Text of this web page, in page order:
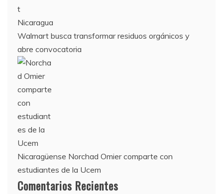
Walmart busca transformar residuos orgánicos y
abre convocatoria
Nicaragüense Norchad Omier comparte con
estudiantes de la Ucem
Comentarios Recientes